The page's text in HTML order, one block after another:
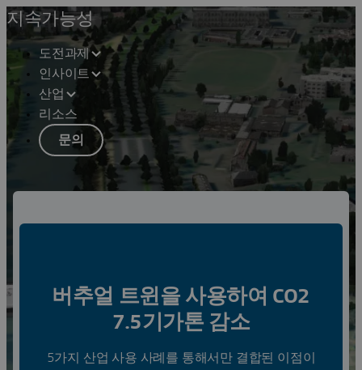
지속가능성
도전과제
인사이트
산업
리소스
문의
버추얼 트윈을 사용하여 CO2
7.5기가톤 감소
5가지 산업 사용 사례를 통해서만 결합된 이점이